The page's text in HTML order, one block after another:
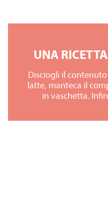
UNA
Disciogli il
latte, manteca il
in vaschetta.